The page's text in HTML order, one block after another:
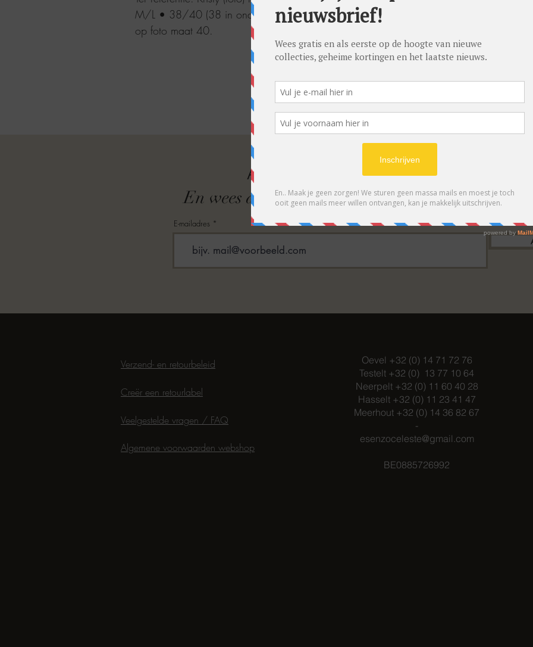
M/L • 38/40 (38 in onderstuks en 40 in bovenstuks). Ze draagt
op foto maat 40.
ABONNEER OP ONZE NIEUWSBRIEF
En wees als eerste op de hoogte van acties en- /
E-mailadres
Verzend- en retourbeleid
Creër een retourlabel
Veelgestelde vragen / FAQ
Oevel +32 (0) 14 71 72 76
Testelt +32 (0) 13 77 10 64
Neerpelt +32 (0) 11 60 40 28
Hasselt +32 (0) 11 23 41 47
Meerhout +32 (0) 14 36 82 67
-
esenzoceleste@gmail.com
BE0885726992
Algemene voorwaarden webshop